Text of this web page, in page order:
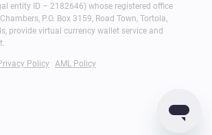
entity ID – 2182646) whose registered office
P.O. Box 3159, Road Town, Tortola,
provide virtual currency wallet service and
Policy AML Policy